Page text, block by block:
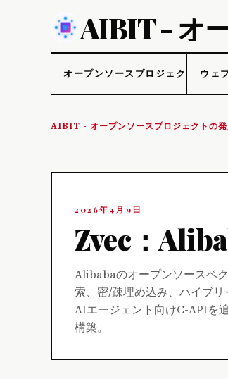
AIBIT - オ
オープンソースプロジェクト ウェ
AIBIT - オープンソースプロジェクトの
2026年4月9日
Zvec：
Alibabaのオープンソースベ
索、密/疎埋め込み、ハイブ
AIエージェント向けC-APIを
構築。